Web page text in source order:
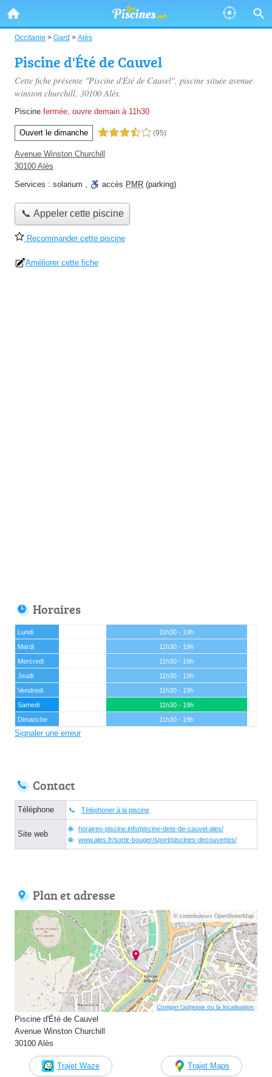
Occitanie > Gard > Alès
Piscine d'Été de Cauvel
Cette fiche présente "Piscine d'Été de Cauvel", piscine située avenue
winston churchill, 30100 Alès.
Piscine fermée, ouvre demain à 11h30
Ouvert le dimanche 3,5 étoiles sur 5 (95)
Avenue Winston Churchill
30100 Alès
Services : solarium , accès PMR (parking)
📞 Appeler cette piscine
Recommander cette piscine
Améliorer cette fiche
Horaires
Lundi
11h30 - 19h
Mardi
11h30 - 19h
Mercredi
11h30 - 19h
Jeudi
11h30 - 19h
Vendredi
11h30 - 19h
Samedi
11h30 - 19h
Dimanche
11h30 - 19h
Signaler une erreur
Contact
Téléphone Téléphoner à la piscine
Site web
horaires-piscine.info/piscine-dete-de-cauvel-ales/
www.ales.fr/sortir-bouger/sport/piscines-decouvertes/
Plan et adresse
© contributeurs OpenStreetMap
Corriger l’adresse ou la localisation
Piscine d'Été de Cauvel
Avenue Winston Churchill
30100 Alès
Trajet Waze Trajet Maps